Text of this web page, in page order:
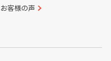
愛媛県
宮崎県
お客様の声